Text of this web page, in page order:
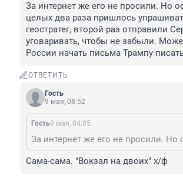
За интернет же его не просили. Но
целых два раза пришлось
геостратег, второй раз отправили
уговаривать, чтобы не забыли.
России начать письма Трампу
ОТВЕТИТЬ
Гость
9 мая, 08:52
Гость9 мая, 04:05
Сама-сама. "Вокзал на двоих" х/ф